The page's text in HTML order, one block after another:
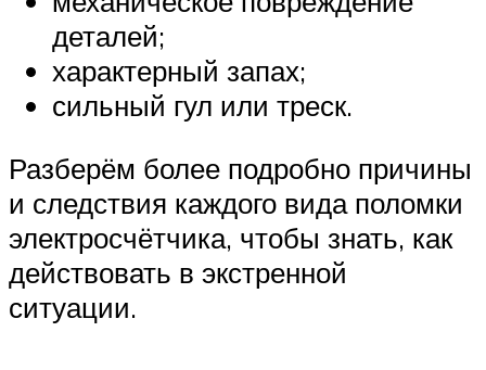
деталей;
характерный запах;
сильный гул или треск.
Разберём более подробно причины
и следствия каждого вида поломки
электросчётчика, чтобы знать, как
действовать в экстренной
ситуации.